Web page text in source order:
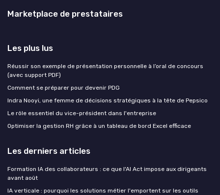
Marketplace de prestataires
Les plus lus
Réussir son exemple de présentation personnelle à l’oral de concours
(avec support PDF)
Comment se préparer pour devenir PDG
Indra Nooyi, une femme de décisions stratégiques à la tête de Pepsico
Le rôle essentiel du vice-président dans l'entreprise
Optimiser la gestion RH grâce à un tableau de bord Excel efficace
Les derniers articles
Formation IA des collaborateurs : ce que l'AI Act impose aux dirigeants
avant août
IA verticale : pourquoi les solutions métier l'emportent sur les outils